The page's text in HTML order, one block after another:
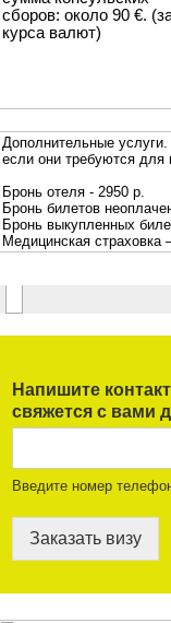
Напишите
свяжется с вами
Введите номер
Заказать визу